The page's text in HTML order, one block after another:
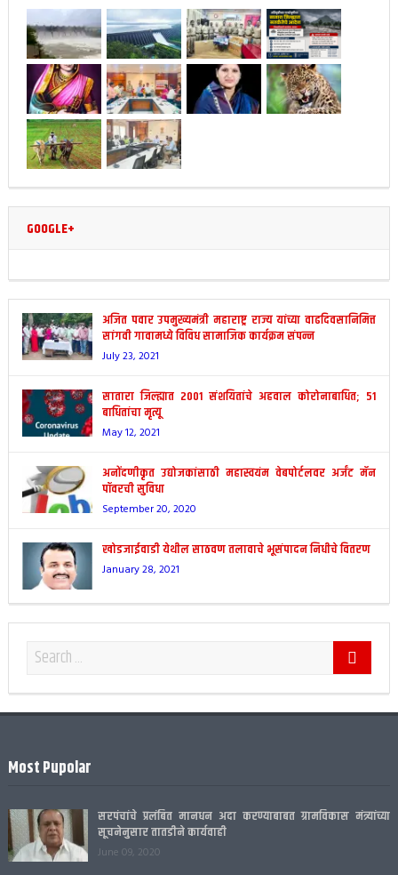
GOOGLE+
अजित पवार उपमुख्यमंत्री महाराष्ट्र राज्य यांच्या वाढदिवसानिमित्त
सांगवी गावामध्ये विविध सामाजिक कार्यक्रम संपन्न
July 23, 2021
सातारा जिल्ह्यात 2001 संशयितांचे अहवाल कोरोनाबाधित; 51
बाधितांचा मृत्यू
May 12, 2021
अनोंदणीकृत उद्योजकांसाठी महास्वयंम वेबपोर्टलवर अर्जंट मॅन
पॉवरची सुविधा
September 20, 2020
खोडजाईवाडी येथील साठवण तलावाचे भूसंपादन निधीचे वितरण
January 28, 2021
Most Pupolar
सरपंचांचे प्रलंबित मानधन अदा करण्याबाबत ग्रामविकास मंत्र्यांच्या
सूचनेनुसार तातडीने कार्यवाही
June 09, 2020